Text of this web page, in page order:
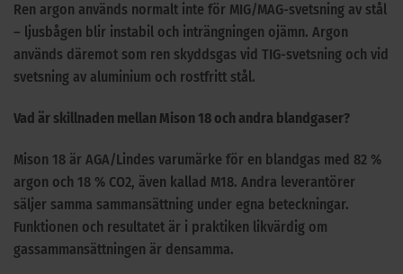
Ren argon används normalt inte för MIG/MAG-svetsning av stål
– ljusbågen blir instabil och inträngningen ojämn. Argon
används däremot som ren skyddsgas vid TIG-svetsning och vid
svetsning av aluminium och rostfritt stål.
Vad är skillnaden mellan Mison 18 och andra blandgaser?
Mison 18 är AGA/Lindes varumärke för en blandgas med 82 %
argon och 18 % CO2, även kallad M18. Andra leverantörer
säljer samma sammansättning under egna beteckningar.
Funktionen och resultatet är i praktiken likvärdig om
gassammansättningen är densamma.